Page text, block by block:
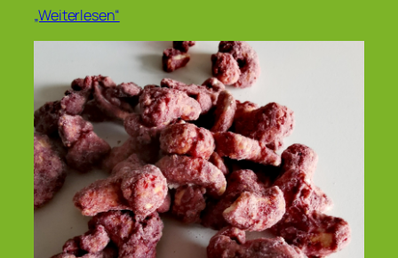
„Weiterlesen“